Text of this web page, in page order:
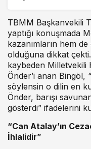
Öncelikli Alan Ve 6
Hedef Belirlendi
TBMM Başkanvekili
yaptığı konuşmada
kazanımların hem
olduğuna dikkat çekti.
kaybeden Milletvekili
Önder’i anan Bingöl,
söylensin o dilin en
Önder, barışı
gösterdi” ifadelerini
“Can Atalay’ın
İhlalidir”